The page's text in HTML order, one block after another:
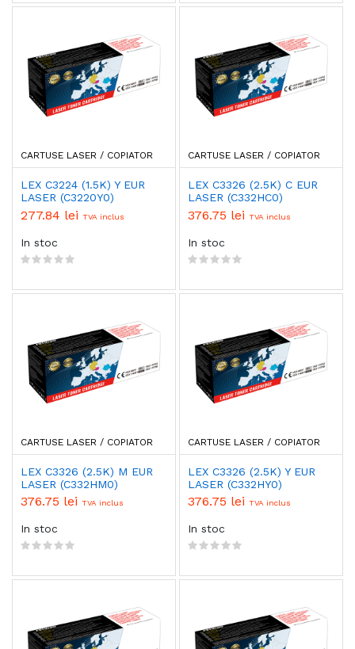
CARTUSE LASER / COPIATOR
LEX C3224 (1.5K) Y EUR
LASER (C3220Y0)
277.84 lei TVA inclus
In stoc
CARTUSE LASER / COPIATOR
LEX C3326 (2.5K) C EUR
LASER (C332HC0)
376.75 lei TVA inclus
In stoc
CARTUSE LASER / COPIATOR
LEX C3326 (2.5K) M EUR
LASER (C332HM0)
376.75 lei TVA inclus
In stoc
CARTUSE LASER / COPIATOR
LEX C3326 (2.5K) Y EUR
LASER (C332HY0)
376.75 lei TVA inclus
In stoc